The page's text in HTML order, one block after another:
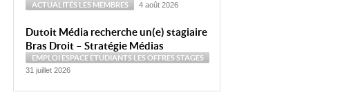
ACTUALITÉS LES MEMBRES 4 août 2026
Dutoit Média recherche un(e) stagiaire
Bras Droit – Stratégie Médias
EMPLOI ESPACE ÉTUDIANTS LES OFFRESSTAGES
31 juillet 2026